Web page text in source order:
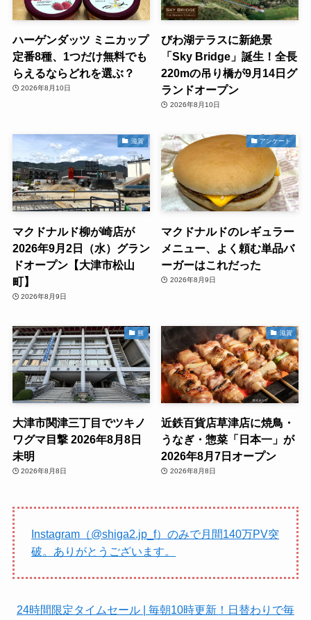
ハーゲンダッツ ミニカップ
定番8種、1つだけ無料でも
らえるならどれを選ぶ？
2026年8月10日
びわ湖テラスに新絶景
「Sky Bridge」誕生！全長
220mの吊り橋が9月14日グ
ランドオープン
2026年8月10日
滋賀
マクドナルド柳が崎店が
2026年9月2日（水）グラン
ドオープン【大津市松山
町】
2026年8月9日
アンケート
マクドナルドのレギュラー
メニュー、よく頼む単品バ
ーガーはこれだった
2026年8月9日
熊
大津市関津三丁目でツキノ
ワグマ目撃 2026年8月8日
未明
2026年8月8日
滋賀
近鉄百貨店草津店に焼鳥・
うなぎ・惣菜「日本一」が
2026年8月7日オープン
2026年8月8日
Instagram（@shiga2.jp_f）のみで月間140万PV突
破。ありがとうございます。
24時間限定タイムセール | 毎朝10時更新！日替わりで毎